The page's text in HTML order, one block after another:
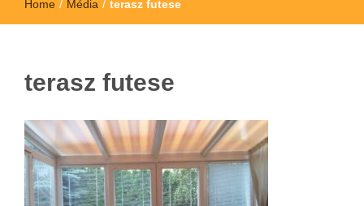
Home / Média / terasz futese
terasz futese